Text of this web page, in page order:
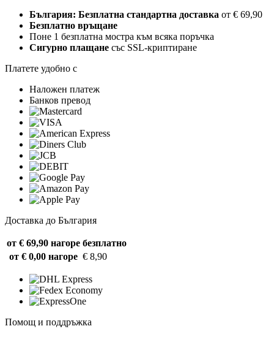
България: Безплатна стандартна доставка от € 69,90
Безплатно връщане
Поне 1 безплатна мостра към всяка поръчка
Сигурно плащане със SSL-криптиране
Платете удобно с
Наложен платеж
Банков превод
Доставка до България
от € 69,90 нагоре безплатно
от € 0,00 нагоре € 8,90
Помощ и поддръжка